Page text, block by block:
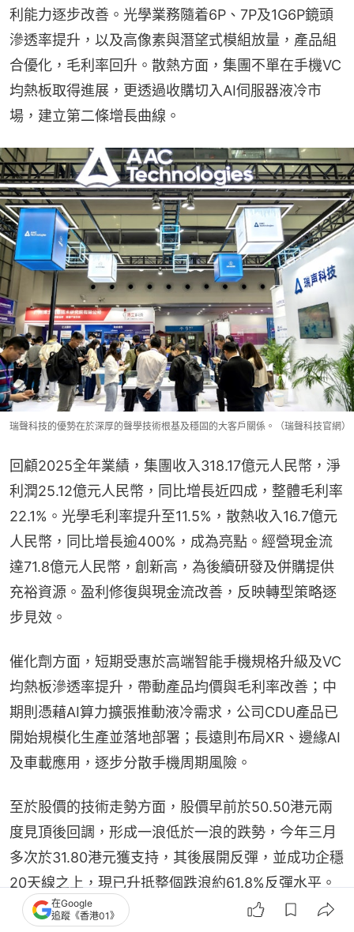
利能力逐步改善。光學業務隨着6P、7P及1G6P鏡頭
滲透率提升，以及高像素與潛望式模組放量，產品組
合優化，毛利率回升。散熱方面，集團不單在手機VC
均熱板取得進展，更透過收購切入AI伺服器液冷市
場，建立第二條增長曲線。
瑞聲科技的優勢在於深厚的聲學技術根基及穩固的大客戶關係。（瑞聲科技官網）
回顧2025全年業績，集團收入318.17億元人民幣，淨
利潤25.12億元人民幣，同比增長近四成，整體毛利率
22.1%。光學毛利率提升至11.5%，散熱收入16.7億元
人民幣，同比增長逾400%，成為亮點。經營現金流
達71.8億元人民幣，創新高，為後續研發及併購提供
充裕資源。盈利修復與現金流改善，反映轉型策略逐
步見效。
催化劑方面，短期受惠於高端智能手機規格升級及VC
均熱板滲透率提升，帶動產品均價與毛利率改善；中
期則憑藉AI算力擴張推動液冷需求，公司CDU產品已
開始規模化生產並落地部署；長遠則布局XR、邊緣AI
及車載應用，逐步分散手機周期風險。
至於股價的技術走勢方面，股價早前於50.50港元兩
度見頂後回調，形成一浪低於一浪的跌勢，今年三月
多次於31.80港元獲支持，其後展開反彈，並成功企穩
20天線之上，現已升抵整個跌浪約61.8%反彈水平。
若能進一步突破阻力區，技術形態有望轉強，目標可
在Google
追蹤《香港01》